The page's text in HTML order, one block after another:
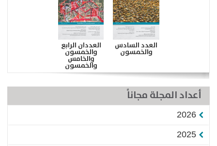
العدد السادس
والخمسون
العددان الرابع
والخمسون
والخامس
والخمسون
أعداد المجلة مجاناً
2026
2025